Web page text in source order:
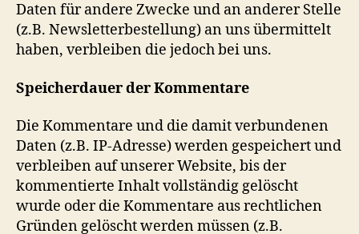
Daten für andere Zwecke und an anderer Stelle
(z.B. Newsletterbestellung) an uns übermittelt
haben, verbleiben die jedoch bei uns.
Speicherdauer der Kommentare
Die Kommentare und die damit verbundenen
Daten (z.B. IP-Adresse) werden gespeichert und
verbleiben auf unserer Website, bis der
kommentierte Inhalt vollständig gelöscht
wurde oder die Kommentare aus rechtlichen
Gründen gelöscht werden müssen (z.B.